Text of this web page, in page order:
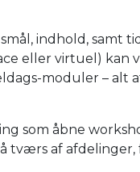
indhold, samt
eller virtuel) kan
moduler – alt
som åbne
tværs af